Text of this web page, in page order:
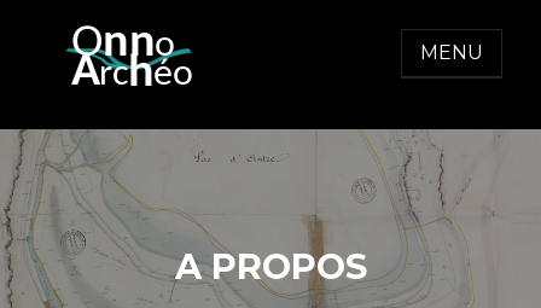
content
Onno
  A
rchéo
ONNO ARCHEO
MENU
A PROPOS